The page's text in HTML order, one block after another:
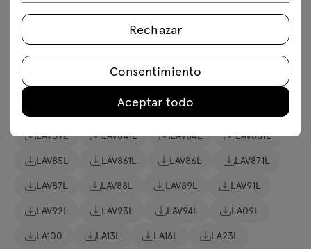
LAV05L LAV08L
LAV161L
LAV162L LAV165L
LAV30L
LAV31L
LAV32L LAV33L
LAV34L
LAV36L LAV37L
LAV39L
LAV841L LAV84L
LAV851L
LAV85L
LAV861L LAV86L
LAV871L
LAV87L
LAV88L LAV89L
LAV91L
LAV92L
LAV93L LAV94L
LA09L
LA100
LA13L LA16L
LA23L
Rechazar
Consentimiento
Aceptar todo